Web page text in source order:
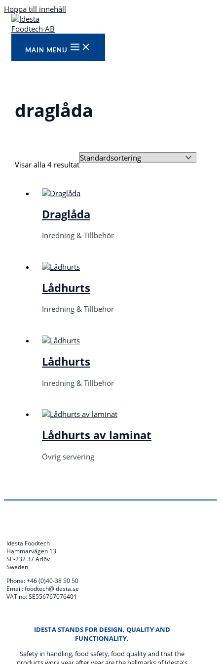
Hoppa till innehåll
MAIN MENU
draglåda
Visar alla 4 resultat
Draglåda
Inredning & Tillbehör
Lådhurts
Inredning & Tillbehör
Lådhurts
Inredning & Tillbehör
Lådhurts av laminat
Övrig servering
Idesta Foodtech
Hammarvägen 13
SE-232 37 Arlöv
Sweden
Phone: +46 (0)40-38 50 50
Email: foodtech@idesta.se
VAT no: SE556767076401
IDESTA STANDS FOR DESIGN, QUALITY AND
FUNCTIONALITY.
Safety in handling, food safety, food quality and that the